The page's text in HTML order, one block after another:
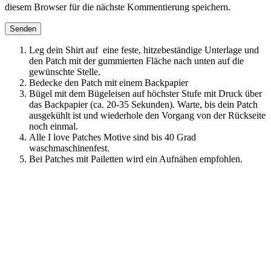
diesem Browser für die nächste Kommentierung speichern.
Leg dein Shirt auf eine feste, hitzebeständige Unterlage und
den Patch mit der gummierten Fläche nach unten auf die
gewünschte Stelle.
Bedecke den Patch mit einem Backpapier
Bügel mit dem Bügeleisen auf höchster Stufe mit Druck über
das Backpapier (ca. 20-35 Sekunden). Warte, bis dein Patch
ausgekühlt ist und wiederhole den Vorgang von der Rückseite
noch einmal.
Alle I love Patches Motive sind bis 40 Grad
waschmaschinenfest.
Bei Patches mit Pailetten wird ein Aufnähen empfohlen.